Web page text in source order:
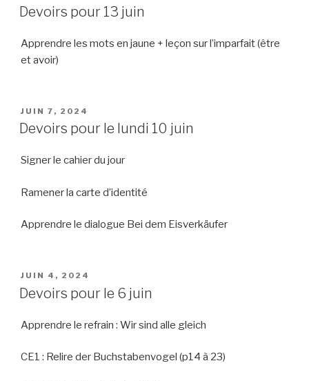
LE
Devoirs pour 13 juin
Apprendre les mots en jaune + leçon sur l’imparfait (être
et avoir)
PUBLIÉ
LE
JUIN 7, 2024
Devoirs pour le lundi 10 juin
Signer le cahier du jour
Ramener la carte d’identité
Apprendre le dialogue Bei dem Eisverkäufer
PUBLIÉ
LE
JUIN 4, 2024
Devoirs pour le 6 juin
Apprendre le refrain : Wir sind alle gleich
CE1 : Relire der Buchstabenvogel (p14 à 23)